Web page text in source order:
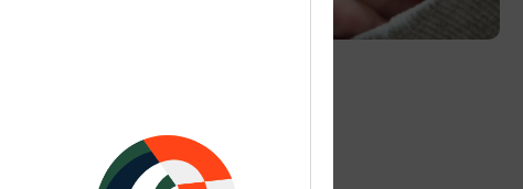
Калининград, Студия «Стёкла»